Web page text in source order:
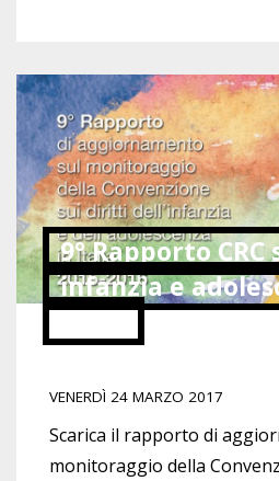
9° Rapporto
infanzia e
Italia
VENERDÌ 24 MARZO 2017
Scarica il rapporto di
monitoraggio della